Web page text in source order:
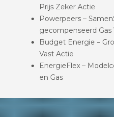
Prijs Zeker Actie
Powerpeers –
gecompenseerd Gas
Budget Energie –
Vast Actie
EnergieFlex –
en Gas